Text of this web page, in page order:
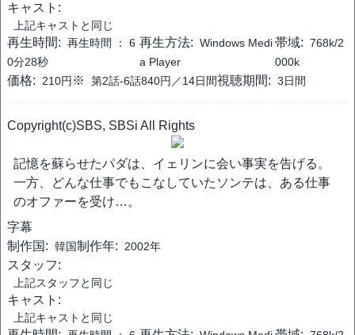
キャスト:
上記キャストと同じ
再生時間: 再生時間 ： 6
0分28秒
再生方法: Windows Medi
a Player
帯域: 768k/2
000k
価格: 210円 ※ 第2話-6話840円／14日間視聴期間: 3日間
Copyright(c)SBS, SBSi All Rights
記憶を蘇らせたパダは、イェリンに会い事実を告げる。
一方、どんな仕事でもこなしていたソンテは、ある仕事
のオファーを受け…。
字幕
制作国: 韓国制作年: 2002年
スタッフ:
上記スタッフと同じ
キャスト:
上記キャストと同じ